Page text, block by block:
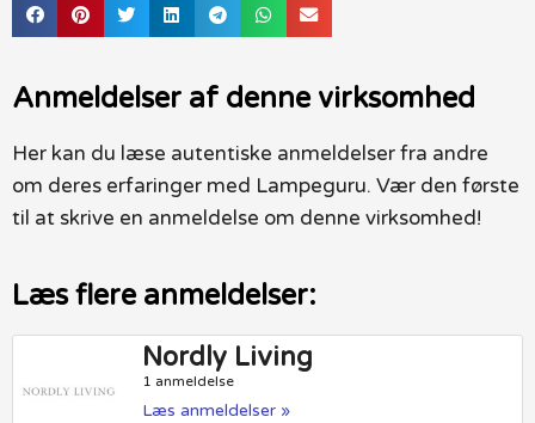
Anmeldelser af denne virksomhed
Her kan du læse autentiske anmeldelser fra andre
om deres erfaringer med Lampeguru. Vær den første
til at skrive en anmeldelse om denne virksomhed!
Læs flere anmeldelser:
Nordly Living
1 anmeldelse
Læs anmeldelser »